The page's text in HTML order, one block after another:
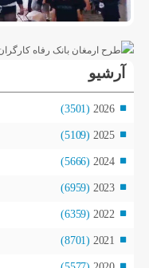
آرشیو
2026
(3501)
2025
(5109)
2024
(5666)
2023
(6959)
2022
(6359)
2021
(8701)